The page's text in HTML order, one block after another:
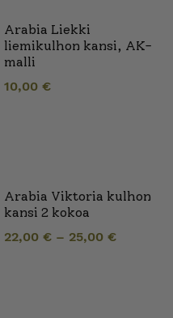
Arabia Liekki
liemikulhon kansi, AK-
malli
10,00 €
Arabia Viktoria kulhon
kansi 2 kokoa
22,00 € – 25,00 €